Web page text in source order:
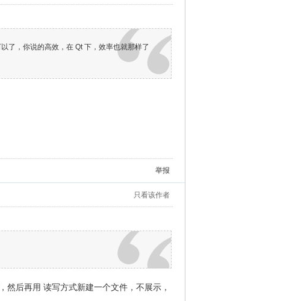
了，你说的高效，在 Qt 下，效率也就那样了
举报
只看该作者
后再用 读写方式新建一个文件，不展示，